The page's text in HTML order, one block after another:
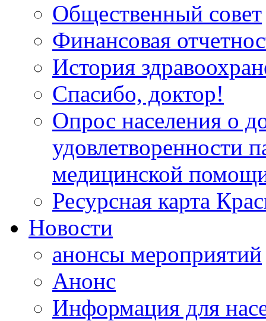
Общественный совет
Финансовая
История
Спасибо, доктор!
Опрос населения о
удовлетворенности
медицинской
Ресурсная карта
Новости
анонсы мероприятий
Анонс
Информация для